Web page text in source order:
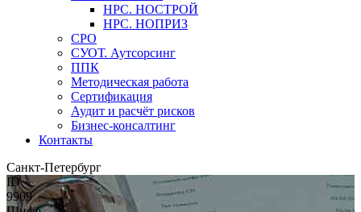
НРС. НОСТРОЙ
НРС. НОПРИЗ
СРО
СУОТ. Аутсорсинг
ППК
Методическая работа
Сертификация
Аудит и расчёт рисков
Бизнес-консалтинг
Контакты
Санкт-Петербург
ID
9909